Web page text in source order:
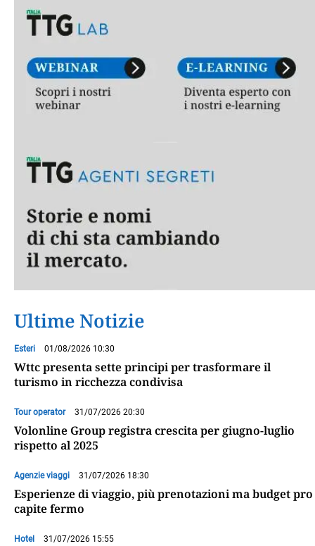
Ultime Notizie
Esteri 01/08/2026 10:30
Wttc presenta sette principi per trasformare il
turismo in ricchezza condivisa
Tour operator 31/07/2026 20:30
Volonline Group registra crescita per giugno-luglio
rispetto al 2025
Agenzie viaggi 31/07/2026 18:30
Esperienze di viaggio, più prenotazioni ma budget pro
capite fermo
Hotel 31/07/2026 15:55